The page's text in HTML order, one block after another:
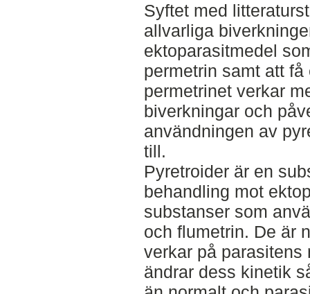
Syftet med
allvarliga
ektoparasitmedel
permetrin samt att
permetrinet verkar
biverkningar och
användningen av
till.
Pyretroider är en
behandling mot
substanser som
och flumetrin. De är
verkar på parasitens
ändrar dess kinetik